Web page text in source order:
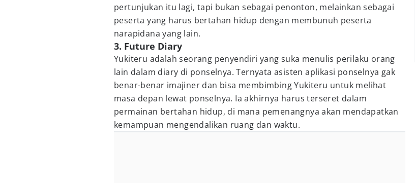
pertunjukan itu lagi, tapi bukan sebagai penonton, melainkan sebagai
peserta yang harus bertahan hidup dengan membunuh peserta
narapidana yang lain.
3. Future Diary
Yukiteru adalah seorang penyendiri yang suka menulis perilaku orang
lain dalam diary di ponselnya. Ternyata asisten aplikasi ponselnya gak
benar-benar imajiner dan bisa membimbing Yukiteru untuk melihat
masa depan lewat ponselnya. Ia akhirnya harus terseret dalam
permainan bertahan hidup, di mana pemenangnya akan mendapatkan
kemampuan mengendalikan ruang dan waktu.